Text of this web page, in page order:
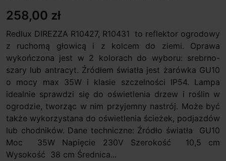
258,00 zł
Redlux DIREZZA R10427, R10431 to reflektor ogrodowy
z ruchomą głowicą i z kolcem do ziemi. Oprawa
wykończona jest w 2 kolorach do wyboru: srebrno-
szary lub antracyt. Źródłem światła jest żarówka GU10
o mocy max 35W i klasie szczelności IP54. Lampa
idealnie sprawdzi się do oświetlenia drzew i roślin w
ogrodzie, tworząc w nim przyjemny nastrój. Może być
także wykorzystana do oświetlenia ścieżek, podjazdów
lub chodników. Dane techniczne: Źródło światła GU10
Moc 35W Napięcie 230V Szerokość 10,5 cm
Wysokość 38 cm Średnica...